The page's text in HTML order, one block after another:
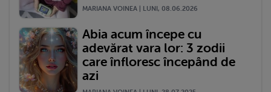
MARIANA VOINEA | LUNI, 08.06.2026
Abia acum începe cu
adevărat vara lor: 3 zodii
care înfloresc începând de
azi